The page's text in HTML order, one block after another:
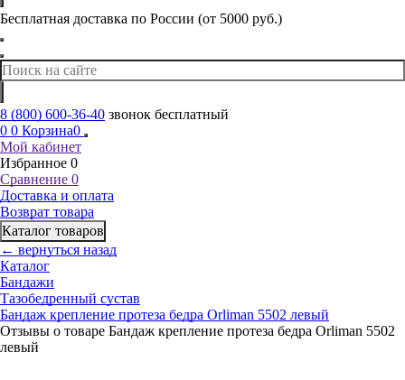
Бесплатная доставка по России (от 5000 руб.)
8 (800) 600-36-40 звонок бесплатный
0 0 Корзина0
Мой кабинет
Избранное 0
Сравнение 0
Доставка и оплата
Возврат товара
Каталог товаров
← вернуться назад
Каталог
Бандажи
Тазобедренный сустав
Бандаж крепление протеза бедра Orliman 5502 левый
Отзывы о товаре Бандаж крепление протеза бедра Orliman 5502
левый